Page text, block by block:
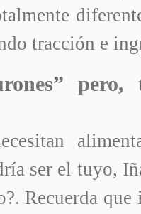
tracción e
pero,
ser el tuyo,
Recuerda